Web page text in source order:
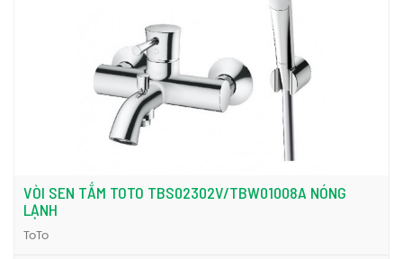
VÒI SEN TẮM TOTO TBS02302V/TBW01008A NÓNG
LẠNH
ToTo